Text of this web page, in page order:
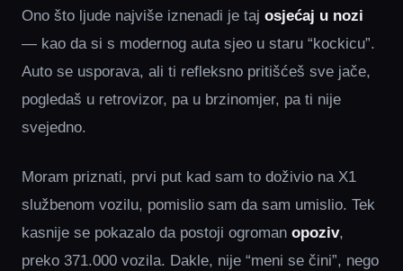
Ono što ljude najviše iznenadi je taj osjećaj u nozi
— kao da si s modernog auta sjeo u staru “kockicu”.
Auto se usporava, ali ti refleksno pritišćeš sve jače,
pogledaš u retrovizor, pa u brzinomjer, pa ti nije
svejedno.
Moram priznati, prvi put kad sam to doživio na X1
službenom vozilu, pomislio sam da sam umislio. Tek
kasnije se pokazalo da postoji ogroman opoziv,
preko 371.000 vozila. Dakle, nije “meni se čini”, nego